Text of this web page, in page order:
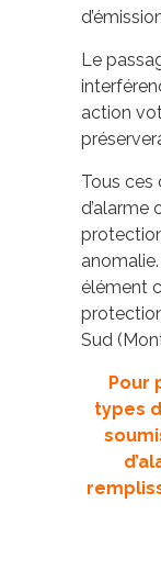
Le
action
Tous ces
d’alarme
élément
Sud
Pour
types